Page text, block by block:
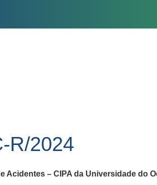
R/2024
Acidentes – CIPA da Universidade do